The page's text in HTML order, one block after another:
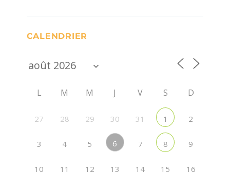
CALENDRIER
L M M J V S D
27 28 29 30 31 1 2
3 4 5 6 7 8 9
10 11 12 13 14 15 16